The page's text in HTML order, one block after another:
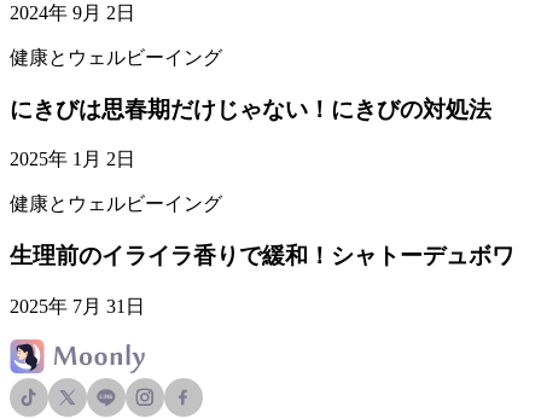
2024年 9月 2日
健康とウェルビーイング
にきびは思春期だけじゃない！にきびの対処法
2025年 1月 2日
健康とウェルビーイング
生理前のイライラ香りで緩和！シャトーデュボワ
2025年 7月 31日